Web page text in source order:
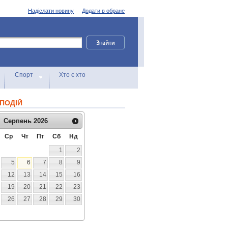
Додати в обране
Надіслати новину
Спорт Хто є хто
Серпень 2026
Ср Чт Пт Сб
Нд
1
2
5 6 7 8
9
12 13 14 15
16
19 20 21 22
23
26 27 28 29
30